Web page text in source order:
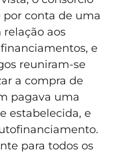
conta de uma
aos
e
reuniram-se
a compra de
pagava uma
estabelecida, e
para todos os